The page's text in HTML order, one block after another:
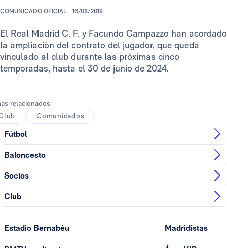
COMUNICADO OFICIAL. 16/08/2019
El Real Madrid C. F. y Facundo Campazzo han acordado
la ampliación del contrato del jugador, que queda
vinculado al club durante las próximas cinco
temporadas, hasta el 30 de junio de 2024.
relacionados
Comunicados
Fútbol
Baloncesto
Socios
Club
Estadio Bernabéu Madridistas